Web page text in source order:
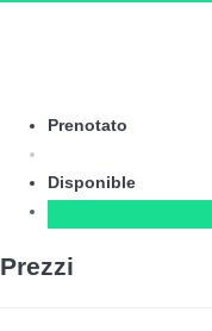
Prenotato
Disponible
Prezzi